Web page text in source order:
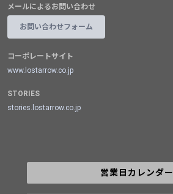
メールによるお問い合わせ
お問い合わせフォーム
コーポレートサイト
www.lostarrow.co.jp
STORIES
stories.lostarrow.co.jp
営業日カレンダー